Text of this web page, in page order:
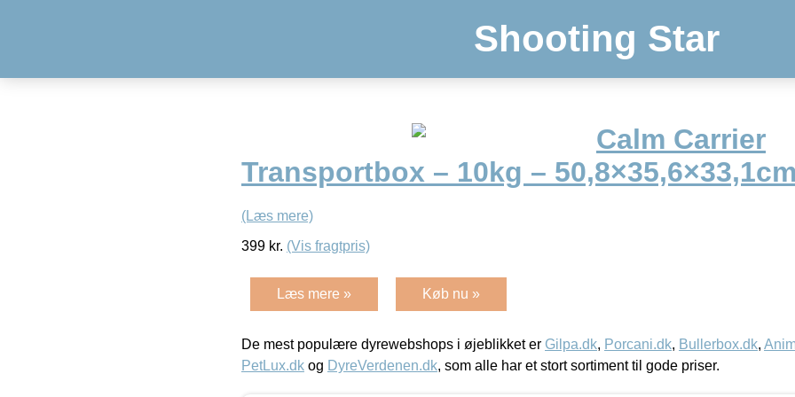
Shooting Star
Calm Carrier
Transportbox – 10kg – 50,8×35,6×33,1cm
(Læs mere)
399 kr. (Vis fragtpris)
Læs mere » Køb nu »
De mest populære dyrewebshops i øjeblikket er Gilpa.dk, Porcani.dk, Bullerbox.dk,
PetLux.dk og DyreVerdenen.dk, som alle har et stort sortiment til gode priser.